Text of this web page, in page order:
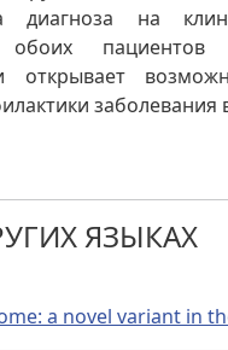
диагноза на
пациентов
открывает
заболевания
ЯЗЫКАХ
a novel variant in